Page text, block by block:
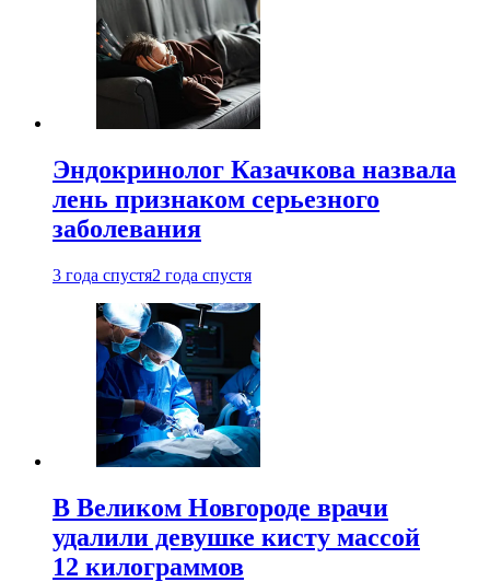
Эндокринолог Казачкова назвала
лень признаком серьезного
заболевания
3 года спустя2 года спустя
В Великом Новгороде врачи
удалили девушке кисту массой
12 килограммов